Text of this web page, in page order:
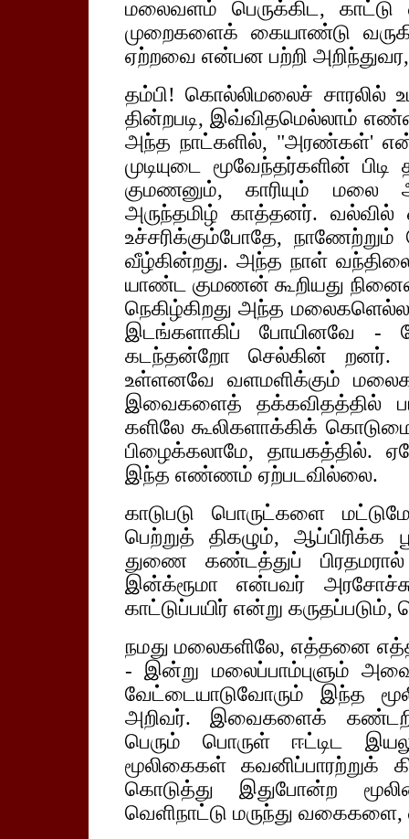
மலைவளம் பெருக்கிட,
முறைகளைக் கையாண்டு
ஏற்றவை என்பன பற்றி
தம்பி! கொல்லிமலைச் சாரலில்
தின்றபடி, இவ்விதமெல்லாம்
அந்த நாட்களில், "அரண்கள்'
முடியுடை மூவேந்தர்களின் பிடி
குமணனும், காரியும் மலை
அருந்தமிழ் காத்தனர். வல்வில்
உச்சரிக்கும்போதே,
வீழ்கின்றது. அந்த நாள்
யாண்ட குமணன் கூறியது
நெகிழ்கிறது அந்த
இடங்களாகிப் போயினவே -
கடந்தன்றோ செல்கின் றனர்.
உள்ளனவே வளமளிக்கும்
இவைகளைத் தக்கவிதத்தில்
களிலே கூலிகளாக்கிக்
பிழைக்கலாமே, தாயகத்தில்.
இந்த எண்ணம் ஏற்படவில்லை.
காடுபடு பொருட்களை
பெற்றுத் திகழும்,
துணை கண்டத்துப்
இன்க்ரூமா என்பவர்
காட்டுப்பயிர் என்று
நமது மலைகளிலே, எத்தனை
- இன்று மலைப்பாம்புளும்
வேட்டையாடுவோரும் இந்த
அறிவர். இவைகளைக்
பெரும் பொருள் ஈட்டிட
மூலிகைகள் கவனிப்பாரற்றுக்
கொடுத்து இதுபோன்ற
வெளிநாட்டு மருந்து வகைகளை,